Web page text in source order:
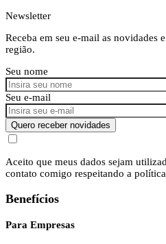
Newsletter
Receba em seu e-mail as novidades
região.
Seu nome
Seu e-mail
Quero receber novidades
Aceito que meus dados sejam
contato comigo respeitando a
Benefícios
Para Empresas